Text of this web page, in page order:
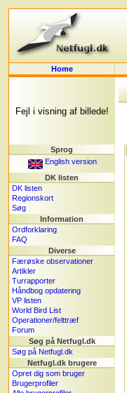
Home
Fejl i visning af billede!
Sprog
English version
DK listen
DK listen
Regionskort
Søg
Information
Ordforklaring
FAQ
Diverse
Færøske observationer
Artikler
Turrapporter
Håndbog opdatering
VP listen
World Bird List
Operationer/felttræf
Forum
Søg på Netfugl.dk
Søg på Netfugl.dk
Netfugl.dk brugere
Opret dig som bruger
Brugerprofiler